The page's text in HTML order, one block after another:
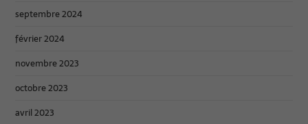
septembre 2024
février 2024
novembre 2023
octobre 2023
avril 2023